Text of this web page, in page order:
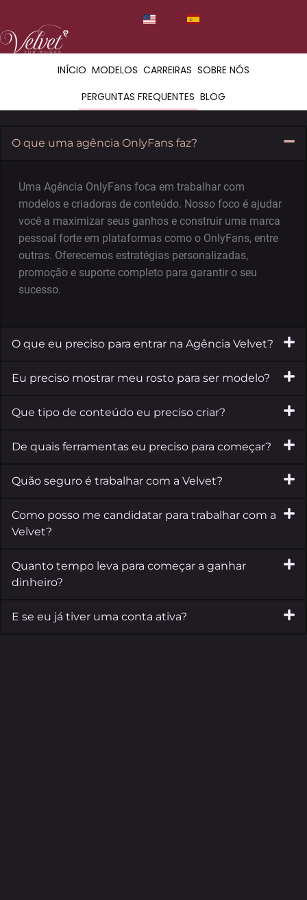
INÍCIO MODELOS CARREIRAS SOBRE NÓS
PERGUNTAS FREQUENTES BLOG
O que uma agência OnlyFans faz?
Uma Agência OnlyFans foca em trabalhar com
modelos e criadoras de conteúdo. Nosso foco é ajudar
você a maximizar seus ganhos e construir uma marca
pessoal forte em plataformas como o OnlyFans, entre
outras. Oferecemos estratégias personalizadas,
promoção e suporte completo para garantir o seu
sucesso.
O que eu preciso para entrar na Agência Velvet?
Eu preciso mostrar meu rosto para ser modelo?
Que tipo de conteúdo eu preciso criar?
De quais ferramentas eu preciso para começar?
Quão seguro é trabalhar com a Velvet?
Como posso me candidatar para trabalhar com a
Velvet?
Quanto tempo leva para começar a ganhar
dinheiro?
E se eu já tiver uma conta ativa?